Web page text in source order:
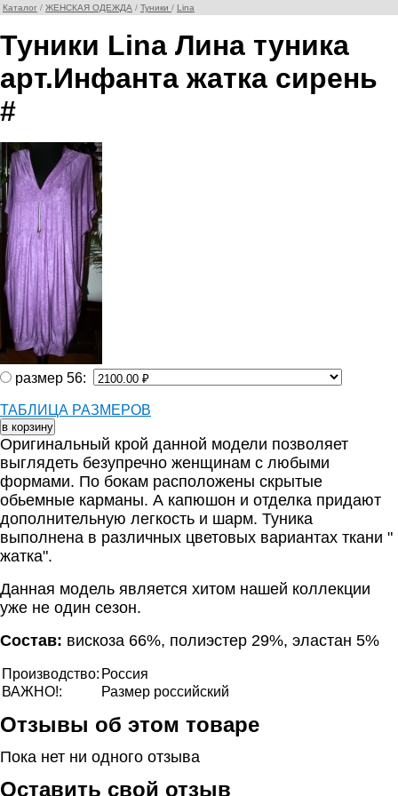
Каталог / ЖЕНСКАЯ ОДЕЖДА / Туники / Lina
Туники Lina Лина туника
арт.Инфанта жатка сирень
#
размер 56:
ТАБЛИЦА РАЗМЕРОВ
Оригинальный крой данной модели позволяет
выглядеть безупречно женщинам с любыми
формами. По бокам расположены скрытые
обьемные карманы. А капюшон и отделка придают
дополнительную легкость и шарм. Туника
выполнена в различных цветовых вариантах ткани "
жатка" .
Данная модель является хитом нашей коллекции
уже не один сезон .
Состав: вискоза 66%, полиэстер 29%, эластан 5%
Производство: Россия
ВАЖНО!:
Размер российский
Отзывы об этом товаре
Пока нет ни одного отзыва
Оставить свой отзыв